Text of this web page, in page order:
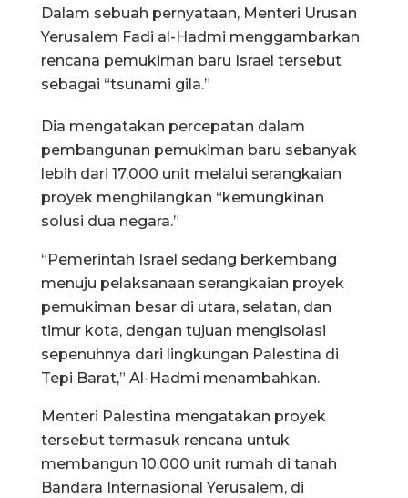
Dalam sebuah pernyataan, Menteri Urusan
Yerusalem Fadi al-Hadmi menggambarkan
rencana pemukiman baru Israel tersebut
sebagai “tsunami gila.”
Dia mengatakan percepatan dalam
pembangunan pemukiman baru sebanyak
lebih dari 17.000 unit melalui serangkaian
proyek menghilangkan “kemungkinan
solusi dua negara.”
“Pemerintah Israel sedang berkembang
menuju pelaksanaan serangkaian proyek
pemukiman besar di utara, selatan, dan
timur kota, dengan tujuan mengisolasi
sepenuhnya dari lingkungan Palestina di
Tepi Barat,” Al-Hadmi menambahkan.
Menteri Palestina mengatakan proyek
tersebut termasuk rencana untuk
membangun 10.000 unit rumah di tanah
Bandara Internasional Yerusalem, di